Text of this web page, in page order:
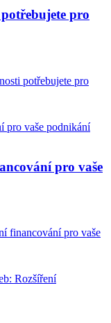
pro
potřebujete pro
pro vaše
financování pro vaše